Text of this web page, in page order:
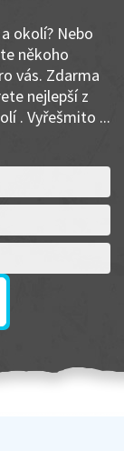
okolí? Nebo
někoho
vás. Zdarma
nejlepší z
. Vyřešmito ...